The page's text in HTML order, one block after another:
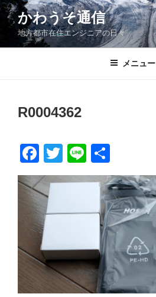
コ
ン
ン
かわうそ通信
地方都市在住エンジニアの日々
メニュー
R0004362
F
a
c
e
b
o
o
k
T
wi
er
Li
n
有